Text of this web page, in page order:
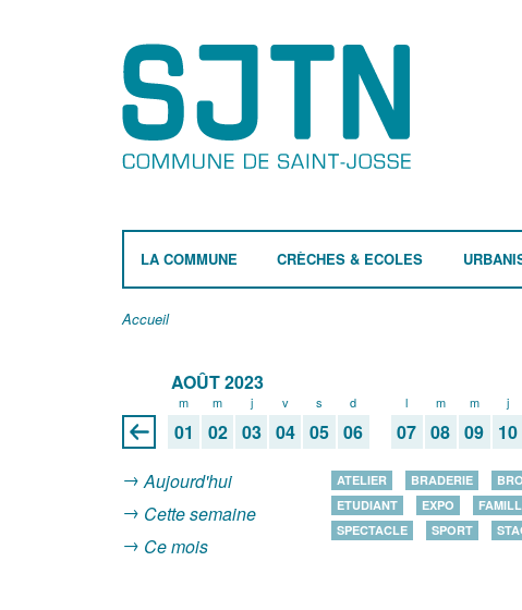
LA COMMUNE CRÈCHES & ECOLES
Accueil
AOÛT 2023
m
01
m
02
j
03
v
04
s
05
d
06
l
07
m
08
m
09
j
10
Aujourd'hui
Cette semaine
Ce mois
ATELIER BRADERIE
ETUDIANT
EXPO
SPECTACLE
SPORT